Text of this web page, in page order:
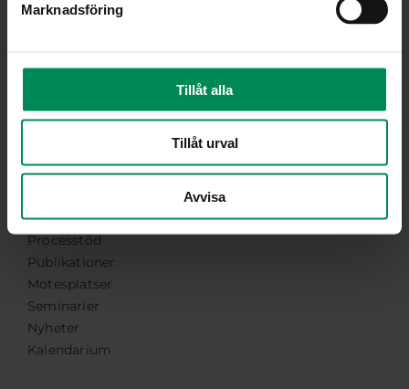
Marknadsföring
Tillåt alla
Tillåt urval
Avvisa
Våra medlemmar
Logga in
FoU-program
Processtöd
Publikationer
Mötesplatser
Seminarier
Nyheter
Kalendarium